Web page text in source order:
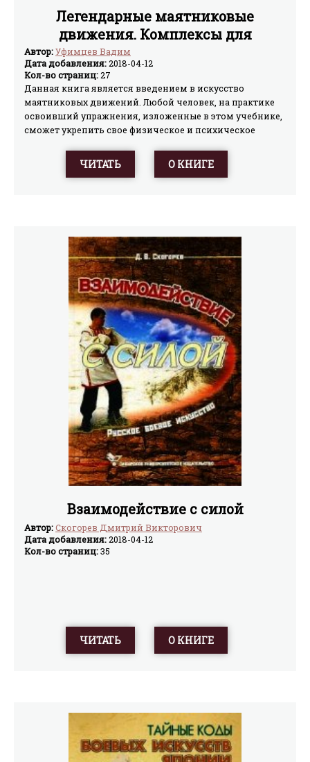
Легендарные маятниковые
движения. Комплексы для
сотрудников спецподразделений
Автор:Уфимцев Вадим
Дата добавления:2018-04-12
Кол-во страниц:27
Данная книга является введением в искусство
маятниковых движений. Любой человек, на практике
освоивший упражнения, изложенные в этом учебнике,
сможет укрепить свое физическое и психическое
эффективность своих боевых навыков Для широкого
круга читателей. Данная книга не является учебником
ЧИТАТЬ О КНИГЕ
Взаимодействие с силой
Автор:Скогорев Дмитрий Викторович
Дата добавления:2018-04-12
Кол-во страниц:35
ЧИТАТЬ О КНИГЕ